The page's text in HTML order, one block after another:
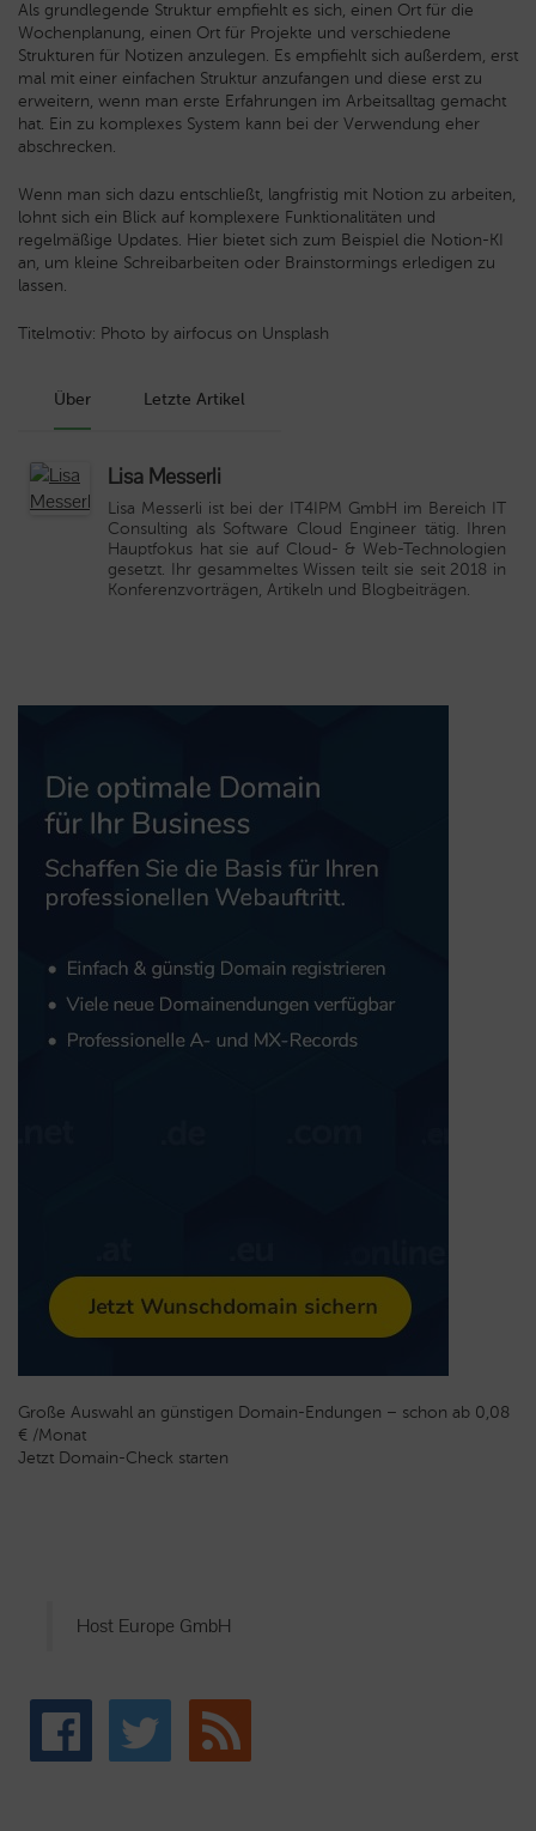
Als grundlegende Struktur empfiehlt es sich, einen Ort für die
Wochenplanung, einen Ort für Projekte und verschiedene
Strukturen für Notizen anzulegen. Es empfiehlt sich außerdem, erst
mal mit einer einfachen Struktur anzufangen und diese erst zu
erweitern, wenn man erste Erfahrungen im Arbeitsalltag gemacht
hat. Ein zu komplexes System kann bei der Verwendung eher
abschrecken.
Wenn man sich dazu entschließt, langfristig mit Notion zu arbeiten,
lohnt sich ein Blick auf komplexere Funktionalitäten und
regelmäßige Updates. Hier bietet sich zum Beispiel die Notion-KI
an, um kleine Schreibarbeiten oder Brainstormings erledigen zu
lassen.
Titelmotiv: Photo by airfocus on Unsplash
Über Letzte Artikel
Lisa Messerli
Lisa Messerli ist bei der IT4IPM GmbH im Bereich IT
Consulting als Software Cloud Engineer tätig. Ihren
Hauptfokus hat sie auf Cloud- & Web-Technologien
gesetzt. Ihr gesammeltes Wissen teilt sie seit 2018 in
Konferenzvorträgen, Artikeln und Blogbeiträgen.
Große Auswahl an günstigen Domain-Endungen – schon ab 0,08
€ /Monat
Jetzt Domain-Check starten
Host Europe GmbH